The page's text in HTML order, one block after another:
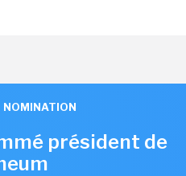
NOMINATION
président de